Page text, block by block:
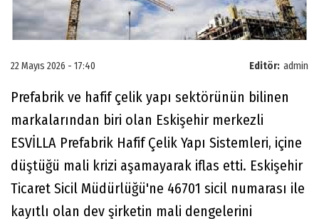
Editör: admin
22 Mayıs 2026 - 17:40
Prefabrik ve hafif çelik yapı sektörünün bilinen
markalarından biri olan Eskişehir merkezli
ESVİLLA Prefabrik Hafif Çelik Yapı Sistemleri, içine
düştüğü mali krizi aşamayarak iflas etti. Eskişehir
Ticaret Sicil Müdürlüğü'ne 46701 sicil numarası ile
kayıtlı olan dev şirketin mali dengelerini